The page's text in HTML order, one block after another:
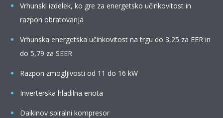
Vrhunski izdelek, ko gre za energetsko učinkovitost in
razpon obratovanja
Vrhunska energetska učinkovitost na trgu do 3,25 za EER in
do 5,79 za SEER
Razpon zmogljivosti od 11 do 16 kW
Inverterska hladilna enota
Daikinov spiralni kompresor